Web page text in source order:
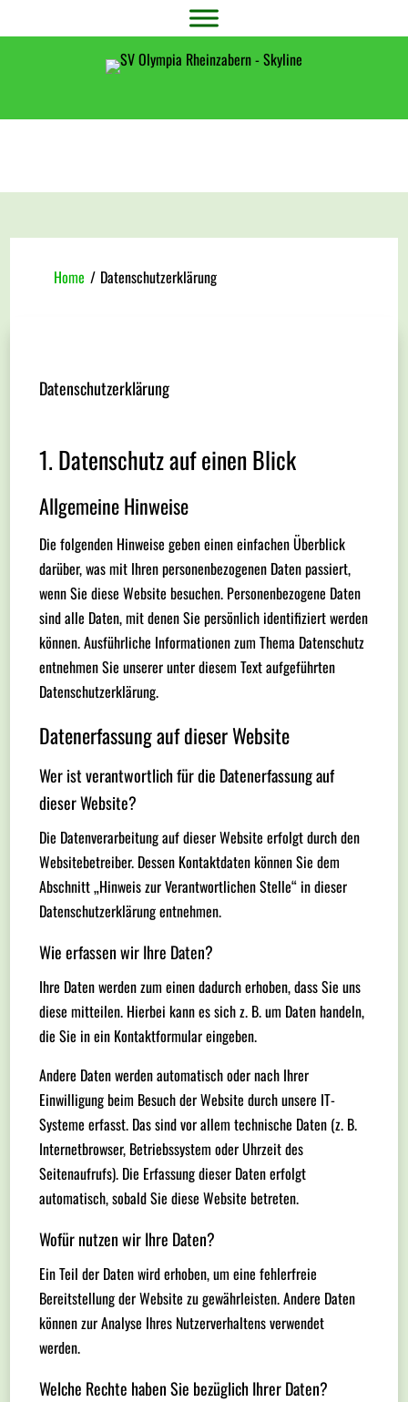
Home / Datenschutzerklärung
Datenschutzerklärung
1. Datenschutz auf einen Blick
Allgemeine Hinweise
Die folgenden Hinweise geben einen einfachen Überblick
darüber, was mit Ihren personenbezogenen Daten passiert,
wenn Sie diese Website besuchen. Personenbezogene Daten
sind alle Daten, mit denen Sie persönlich identifiziert werden
können. Ausführliche Informationen zum Thema Datenschutz
entnehmen Sie unserer unter diesem Text aufgeführten
Datenschutzerklärung.
Datenerfassung auf dieser Website
Wer ist verantwortlich für die Datenerfassung auf
dieser Website?
Die Datenverarbeitung auf dieser Website erfolgt durch den
Websitebetreiber. Dessen Kontaktdaten können Sie dem
Abschnitt „Hinweis zur Verantwortlichen Stelle“ in dieser
Datenschutzerklärung entnehmen.
Wie erfassen wir Ihre Daten?
Ihre Daten werden zum einen dadurch erhoben, dass Sie uns
diese mitteilen. Hierbei kann es sich z. B. um Daten handeln,
die Sie in ein Kontaktformular eingeben.
Andere Daten werden automatisch oder nach Ihrer
Einwilligung beim Besuch der Website durch unsere IT-
Systeme erfasst. Das sind vor allem technische Daten (z. B.
Internetbrowser, Betriebssystem oder Uhrzeit des
Seitenaufrufs). Die Erfassung dieser Daten erfolgt
automatisch, sobald Sie diese Website betreten.
Wofür nutzen wir Ihre Daten?
Ein Teil der Daten wird erhoben, um eine fehlerfreie
Bereitstellung der Website zu gewährleisten. Andere Daten
können zur Analyse Ihres Nutzerverhaltens verwendet
werden.
Welche Rechte haben Sie bezüglich Ihrer Daten?